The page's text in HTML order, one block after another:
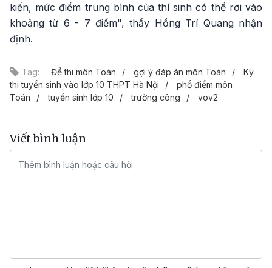
kiến, mức điểm trung bình của thí sinh có thể rơi vào
khoảng từ 6 - 7 điểm", thầy Hồng Trí Quang nhận
định.
Tag: Đề thi môn Toán gợi ý đáp án môn Toán
Kỳ
thi tuyển sinh vào lớp 10 THPT Hà Nội
phổ điểm môn
Toán
tuyển sinh lớp 10 trường công vov2
Viết bình luận